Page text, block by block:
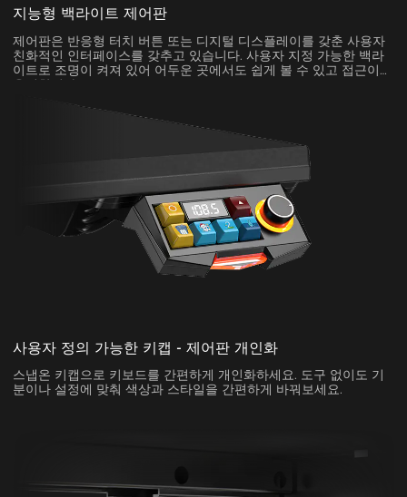
지능형 백라이트 제어판
제어판은 반응형 터치 버튼 또는 디지털 디스플레이를 갖춘 사용자
친화적인 인터페이스를 갖추고 있습니다. 사용자 지정 가능한 백라
이트로 조명이 켜져 있어 어두운 곳에서도 쉽게 볼 수 있고 접근이
용이합니다.
사용자 정의 가능한 키캡 - 제어판 개인화
스냅온 키캡으로 키보드를 간편하게 개인화하세요. 도구 없이도 기
분이나 설정에 맞춰 색상과 스타일을 간편하게 바꿔보세요.